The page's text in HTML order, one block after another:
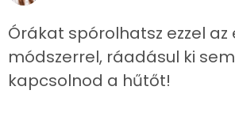
Órákat spórolhatsz ezzel az
módszerrel, ráadásul ki
kapcsolnod a hűtőt!